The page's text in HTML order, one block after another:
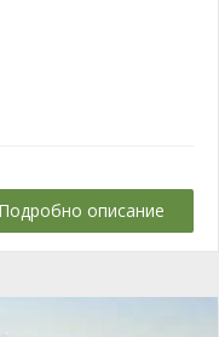
Подробно описание